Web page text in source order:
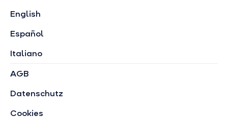
English
Español
Italiano
AGB
Datenschutz
Cookies